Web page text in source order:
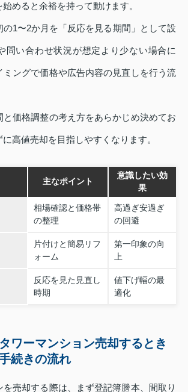
めると余裕を持って動けます。
1〜2か月を「反応を見る期間」として設
問い合わせ状況が想定より少ない場合に
ミングで価格や広告内容の見直しを行う流
と価格調整の考え方をあらかじめ決めてお
高値売却を目指しやすくなります。
主なポイント
意識したい効
果
相場確認と価格帯
の整理
高過ぎ安過ぎ
の回避
片付けと簡易リフ
ォーム
第一印象の向
上
反応を見た見直し
時期
値下げ幅の最
適化
ワーマンション売却するとき
続きの流れ
を売却する際は、まず登記簿謄本、間取り